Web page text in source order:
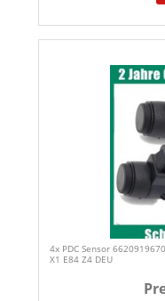
4x PDC Sensor
X1 E84 Z4 DEU